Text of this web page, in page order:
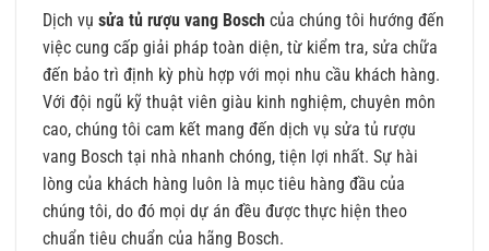
Dịch vụ sửa tủ rượu vang Bosch của chúng tôi hướng đến
việc cung cấp giải pháp toàn diện, từ kiểm tra, sửa chữa
đến bảo trì định kỳ phù hợp với mọi nhu cầu khách hàng.
Với đội ngũ kỹ thuật viên giàu kinh nghiệm, chuyên môn
cao, chúng tôi cam kết mang đến dịch vụ sửa tủ rượu
vang Bosch tại nhà nhanh chóng, tiện lợi nhất. Sự hài
lòng của khách hàng luôn là mục tiêu hàng đầu của
chúng tôi, do đó mọi dự án đều được thực hiện theo
chuẩn tiêu chuẩn của hãng Bosch.